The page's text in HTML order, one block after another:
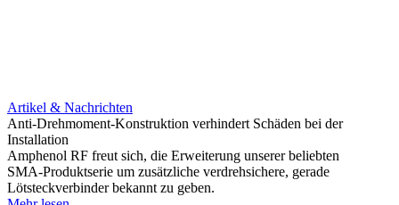
Artikel & Nachrichten
Anti-Drehmoment-Konstruktion verhindert Schäden bei der
Installation
Amphenol RF freut sich, die Erweiterung unserer beliebten
SMA-Produktserie um zusätzliche verdrehsichere, gerade
Lötsteckverbinder bekannt zu geben.